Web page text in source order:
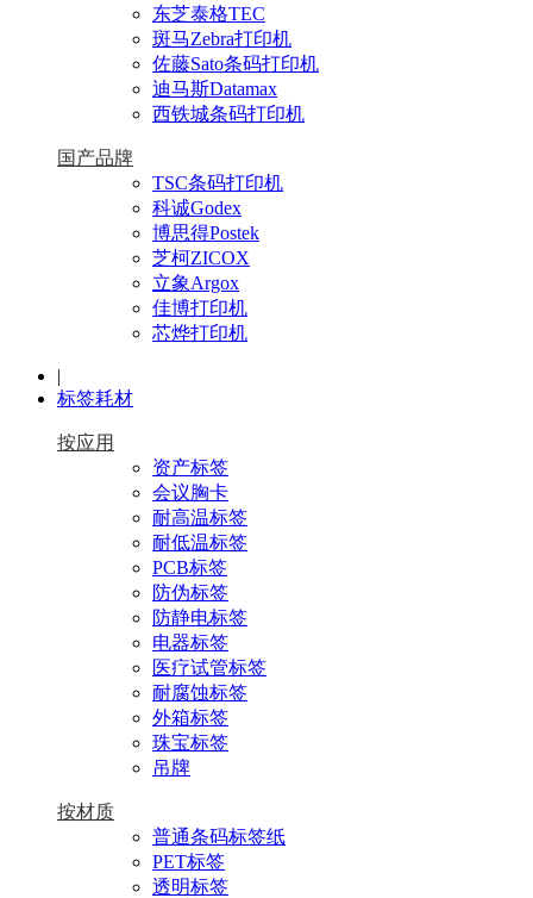
东芝泰格TEC
斑马Zebra打印机
佐藤Sato条码打印机
迪马斯Datamax
西铁城条码打印机
国产品牌
TSC条码打印机
科诚Godex
博思得Postek
芝柯ZICOX
立象Argox
佳博打印机
芯烨打印机
|
标签耗材
按应用
资产标签
会议胸卡
耐高温标签
耐低温标签
PCB标签
防伪标签
防静电标签
电器标签
医疗试管标签
耐腐蚀标签
外箱标签
珠宝标签
吊牌
按材质
普通条码标签纸
PET标签
透明标签